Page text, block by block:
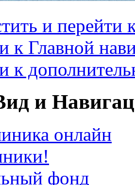
и перейти
к Главной
к
и
онлайн
фонд